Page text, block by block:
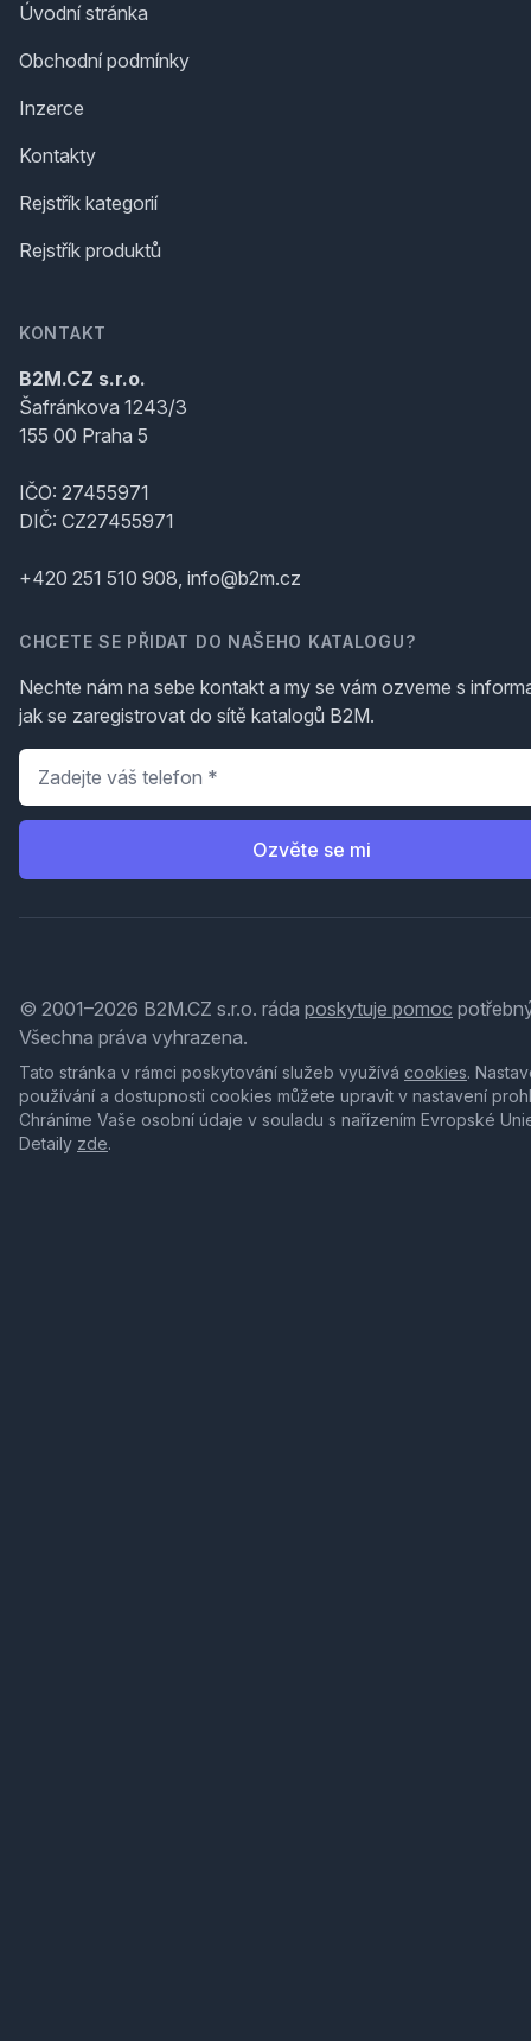
Úvodní stránka
Obchodní podmínky
Inzerce
Kontakty
Rejstřík kategorií
Rejstřík produktů
KONTAKT
B2M.CZ s.r.o.
Šafránkova 1243/3
155 00 Praha 5
IČO: 27455971
DIČ: CZ27455971
+420 251 510 908, info@b2m.cz
CHCETE SE PŘIDAT DO NAŠEHO KATALOGU?
Nechte nám na sebe kontakt a my se vám ozveme s
jak se zaregistrovat do sítě katalogů B2M.
Telefon
Ozvěte se mi
© 2001–2026 B2M.CZ s.r.o. ráda poskytuje pomoc
Všechna práva vyhrazena.
Tato stránka v rámci poskytování služeb využívá cookies.
používání a dostupnosti cookies můžete upravit v nastavení
Chráníme Vaše osobní údaje v souladu s nařízením Evropské
Detaily zde.